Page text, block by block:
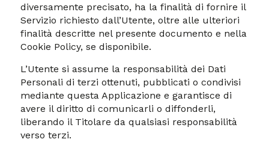
diversamente precisato, ha la finalità di fornire il
Servizio richiesto dall’Utente, oltre alle ulteriori
finalità descritte nel presente documento e nella
Cookie Policy, se disponibile.
L’Utente si assume la responsabilità dei Dati
Personali di terzi ottenuti, pubblicati o condivisi
mediante questa Applicazione e garantisce di
avere il diritto di comunicarli o diffonderli,
liberando il Titolare da qualsiasi responsabilità
verso terzi.